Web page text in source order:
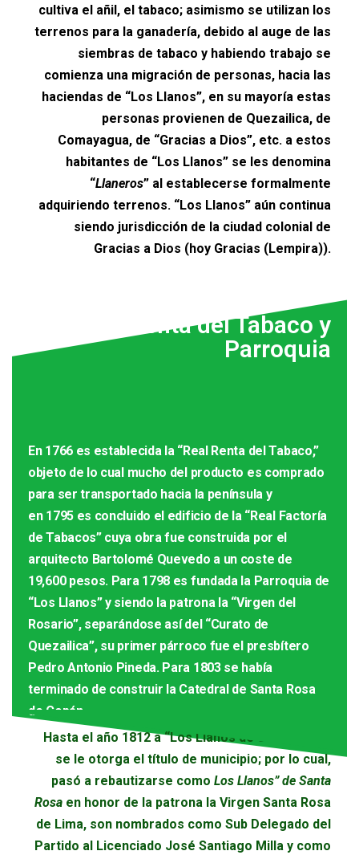
cultiva el añil, el tabaco; asimismo se utilizan los
terrenos para la ganadería, debido al auge de las
siembras de tabaco y habiendo trabajo se
comienza una migración de personas, hacia las
haciendas de “Los Llanos”, en su mayoría estas
personas provienen de Quezailica, de
Comayagua, de “Gracias a Dios”, etc. a estos
habitantes de “Los Llanos” se les denomina
“Llaneros” al establecerse formalmente
adquiriendo terrenos. “Los Llanos” aún continua
siendo jurisdicción de la ciudad colonial de
Gracias a Dios (hoy Gracias (Lempira)).
Real Renta del Tabaco y
Parroquia
En 1766 es establecida la “Real Renta del Tabaco,”
objeto de lo cual mucho del producto es comprado
para ser transportado hacia la península y
en 1795 es concluido el edificio de la “Real Factoría
de Tabacos” cuya obra fue construida por el
arquitecto Bartolomé Quevedo a un coste de
19,600 pesos. Para 1798 es fundada la Parroquia de
“Los Llanos” y siendo la patrona la “Virgen del
Rosario”, separándose así del “Curato de
Quezailica”, su primer párroco fue el presbítero
Pedro Antonio Pineda. Para 1803 se había
terminado de construir la Catedral de Santa Rosa
de Copán.
Hasta el año 1812 a “Los Llanos de Santa Rosa”
se le otorga el título de municipio; por lo cual,
pasó a rebautizarse como Los Llanos” de Santa
Rosa en honor de la patrona la Virgen Santa Rosa
de Lima, son nombrados como Sub Delegado del
Partido al Licenciado José Santiago Milla y como